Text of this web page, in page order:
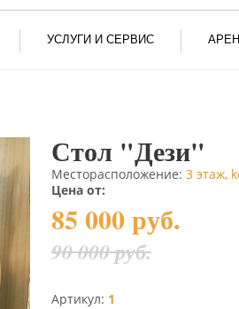
УСЛУГИ И СЕРВИС
Стол "Дези"
Месторасположение: 3 этаж,
Цена от:
85 000 руб.
90 000 руб.
Артикул: 1